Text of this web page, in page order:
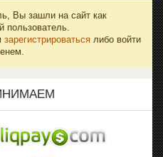
Вы зашли на сайт как
пользователь.
зарегистрироваться либо войти